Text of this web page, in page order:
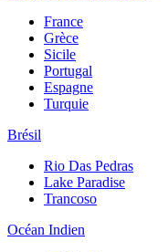
France
Grèce
Sicile
Portugal
Espagne
Turquie
Brésil
Rio Das Pedras
Lake Paradise
Trancoso
Océan Indien